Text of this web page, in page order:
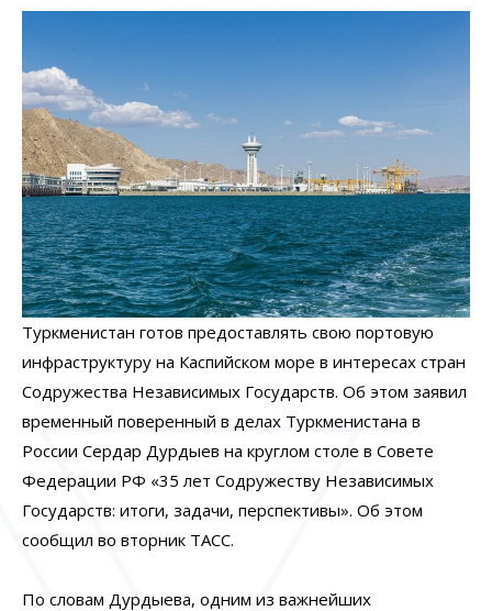
Туркменистан готов предоставлять свою портовую
инфраструктуру на Каспийском море в интересах стран
Содружества Независимых Государств. Об этом заявил
временный поверенный в делах Туркменистана в
России Сердар Дурдыев на круглом столе в Совете
Федерации РФ «35 лет Содружеству Независимых
Государств: итоги, задачи, перспективы». Об этом
сообщил во вторник ТАСС.
По словам Дурдыева, одним из важнейших